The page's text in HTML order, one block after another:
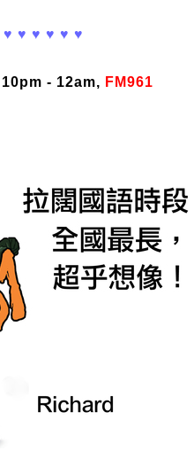
♥ ♥ ♥ ♥ ♥
- 12am, FM961